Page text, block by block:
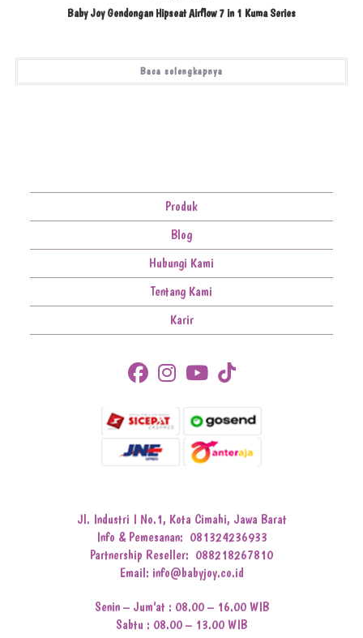
Baby Joy Gendongan Hipseat Airflow 7 in 1 Kuma Series
Baca selengkapnya
Produk
Blog
Hubungi Kami
Tentang Kami
Karir
Jl. Industri I No.1, Kota Cimahi, Jawa Barat
Info & Pemesanan: 081324236933
Partnership Reseller: 088218267810
Email: info@babyjoy.co.id
Senin – Jum’at : 08.00 – 16.00 WIB
Sabtu : 08.00 – 13.00 WIB